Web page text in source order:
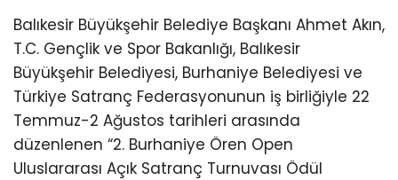
Balıkesir Büyükşehir Belediye Başkanı Ahmet Akın,
T.C. Gençlik ve Spor Bakanlığı, Balıkesir
Büyükşehir Belediyesi, Burhaniye Belediyesi ve
Türkiye Satranç Federasyonunun iş birliğiyle 22
Temmuz-2 Ağustos tarihleri arasında
düzenlenen “2. Burhaniye Ören Open
Uluslararası Açık Satranç Turnuvası Ödül